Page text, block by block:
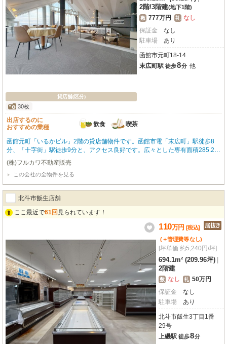
貸店舗(区分)
30枚
2階/3階建(地下1階)
敷 777万円 礼 なし
保証金
なし
駐車場
あり
函館市元町18-14
末広町駅 徒歩8分 他
出店するのに
おすすめの業種
飲食 喫茶
函館元町「いるかビル」2階の貸店舗物件です。函館市電「末広町」駅徒歩8
分、「十字街」駅徒歩9分と、アクセス良好です。広々とした専有面積285.25
m²で、飲食全般（重飲食可）やカフェにおすすめ。前面ガラス張りで視認性が
高く、袖看板も設置可能。店舗運営をサポートします。エアコン、エレベータ
ー、ガス・給排水設備、男女別トイレなど設備も充実。さらに、店舗運営に嬉
しい無料駐車場が10台分も利用可能！集客も期待できます。函館山ロープウェ
イや元町公園など観光スポットが点在するエリアで、多くの人通りが期待でき
ます。新たなビジネスチャンスをこの場所で。ぜひご検討ください。
(株)フルカワ不動産販売
この会社の全物件を見る
北斗市飯生店舗
ここ最近で61回 見られています！
110万円 [税込]
(＋管理費等なし)
[坪単価 約5,240円/坪]
694.1m² (209.96坪)
2階建
敷 なし 礼 50万円
保証金
なし
駐車場
あり
北斗市飯生3丁目1番
29号
上磯駅 徒歩8分